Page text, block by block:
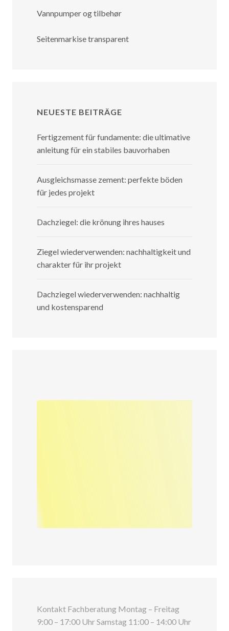
Vannpumper og tilbehør
Seitenmarkise transparent
NEUESTE BEITRÄGE
Fertigzement für fundamente: die ultimative
anleitung für ein stabiles bauvorhaben
Ausgleichsmasse zement: perfekte böden
für jedes projekt
Dachziegel: die krönung ihres hauses
Ziegel wiederverwenden: nachhaltigkeit und
charakter für ihr projekt
Dachziegel wiederverwenden: nachhaltig
und kostensparend
Kontakt Fachberatung Montag – Freitag
9:00 – 17:00 Uhr Samstag 11:00 – 14:00 Uhr